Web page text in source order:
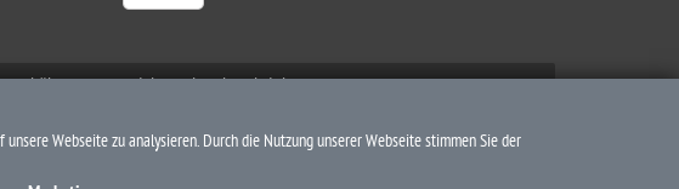
wenn nicht anders beschrieben
Webseite zu analysieren. Durch die Nutzung unserer Webseite stimmen Sie der